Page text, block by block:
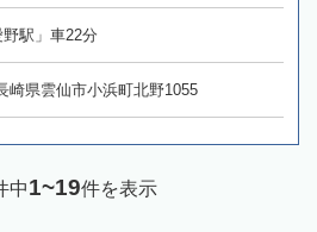
駅」車22分
崎県雲仙市小浜町北野1055
中1~19件を表示